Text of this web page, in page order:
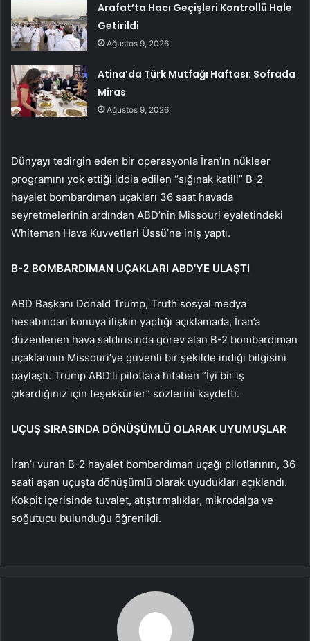
Arafat’ta Hacı Geçişleri Kontrollü Hale
Getirildi
Ağustos 9, 2026
Atina’da Türk Mutfağı Haftası: Sofrada
Miras
Ağustos 9, 2026
Dünyayı tedirgin eden bir operasyonla İran’ın nükleer
programını yok ettiği iddia edilen “sığınak katili” B-2
hayalet bombardıman uçakları 36 saat havada
seyretmelerinin ardından ABD’nin Missouri eyaletindeki
Whiteman Hava Kuvvetleri Üssü’ne iniş yaptı.
B-2 BOMBARDIMAN UÇAKLARI ABD’YE ULAŞTI
ABD Başkanı Donald Trump, Truth sosyal medya
hesabından konuya ilişkin yaptığı açıklamada, İran’a
düzenlenen hava saldırısında görev alan B-2 bombardıman
uçaklarının Missouri’ye güvenli bir şekilde indiği bilgisini
paylaştı. Trump ABD’li pilotlara hitaben “İyi bir iş
çıkardığınız için teşekkürler” sözlerini kaydetti.
UÇUŞ SIRASINDA DÖNÜŞÜMLÜ OLARAK UYUMUŞLAR
İran’ı vuran B-2 hayalet bombardıman uçağı pilotlarının, 36
saati aşan uçuşta dönüşümlü olarak uyudukları açıklandı.
Kokpit içerisinde tuvalet, atıştırmalıklar, mikrodalga ve
soğutucu bulunduğu öğrenildi.